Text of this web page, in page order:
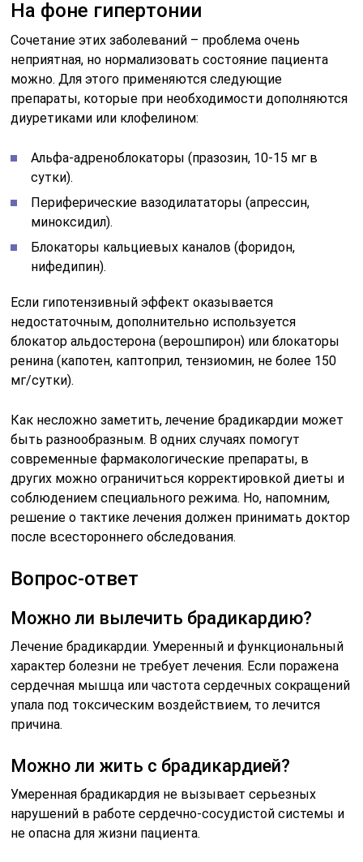
На фоне гипертонии
Сочетание этих заболеваний – проблема очень
неприятная, но нормализовать состояние пациента
можно. Для этого применяются следующие
препараты, которые при необходимости дополняются
диуретиками или клофелином:
Альфа-адреноблокаторы (празозин, 10-15 мг в
сутки).
Периферические вазодилататоры (апрессин,
миноксидил).
Блокаторы кальциевых каналов (форидон,
нифедипин).
Если гипотензивный эффект оказывается
недостаточным, дополнительно используется
блокатор альдостерона (верошпирон) или блокаторы
ренина (капотен, каптоприл, тензиомин, не более 150
мг/сутки).
Как несложно заметить, лечение брадикардии может
быть разнообразным. В одних случаях помогут
современные фармакологические препараты, в
других можно ограничиться корректировкой диеты и
соблюдением специального режима. Но, напомним,
решение о тактике лечения должен принимать доктор
после всестороннего обследования.
Вопрос-ответ
Можно ли вылечить брадикардию?
Лечение брадикардии. Умеренный и функциональный
характер болезни не требует лечения. Если поражена
сердечная мышца или частота сердечных сокращений
упала под токсическим воздействием, то лечится
причина.
Можно ли жить с брадикардией?
Умеренная брадикардия не вызывает серьезных
нарушений в работе сердечно-сосудистой системы и
не опасна для жизни пациента.